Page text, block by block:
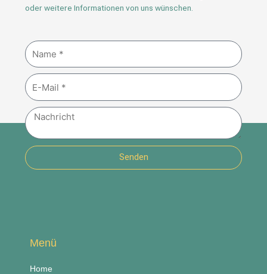
oder weitere Informationen von uns wünschen.
Name
E-
Mail
Nachricht
Senden
Menü
Home